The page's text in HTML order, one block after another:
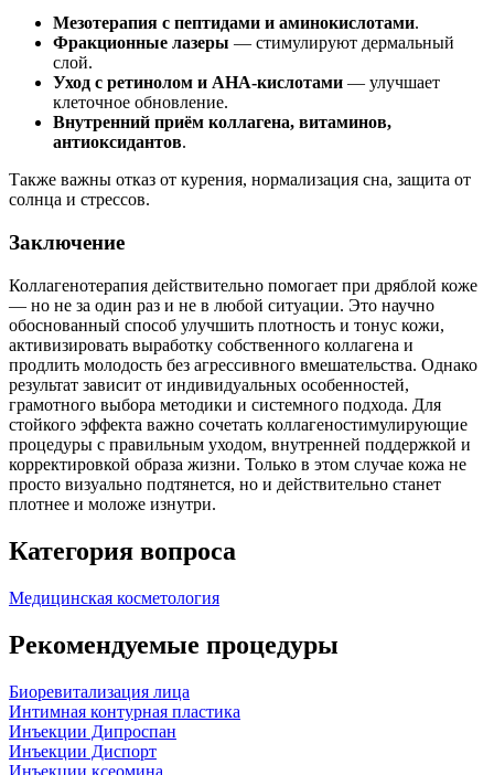
Мезотерапия с пептидами и аминокислотами.
Фракционные лазеры — стимулируют дермальный
слой.
Уход с ретинолом и AHA-кислотами — улучшает
клеточное обновление.
Внутренний приём коллагена, витаминов,
антиоксидантов.
Также важны отказ от курения, нормализация сна, защита от
солнца и стрессов.
Заключение
Коллагенотерапия действительно помогает при дряблой коже
— но не за один раз и не в любой ситуации. Это научно
обоснованный способ улучшить плотность и тонус кожи,
активизировать выработку собственного коллагена и
продлить молодость без агрессивного вмешательства. Однако
результат зависит от индивидуальных особенностей,
грамотного выбора методики и системного подхода. Для
стойкого эффекта важно сочетать коллагеностимулирующие
процедуры с правильным уходом, внутренней поддержкой и
корректировкой образа жизни. Только в этом случае кожа не
просто визуально подтянется, но и действительно станет
плотнее и моложе изнутри.
Категория вопроса
Медицинская косметология
Рекомендуемые процедуры
Биоревитализация лица
Интимная контурная пластика
Инъекции Дипроспан
Инъекции Диспорт
Инъекции ксеомина